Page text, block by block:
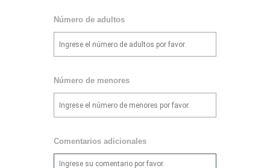
Número de adultos
Número de menores
Comentarios adicionales